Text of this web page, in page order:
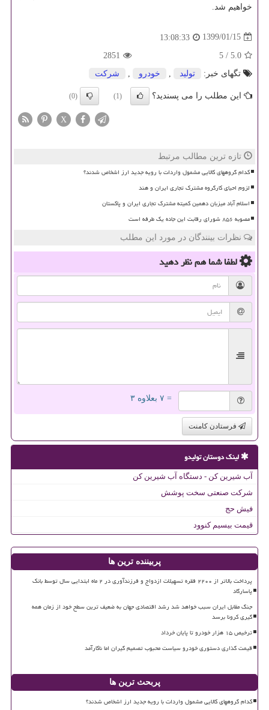
خواهیم شد.
1399/01/15
13:08:33
5.0
/
5
2851
تگهای خبر:
تولید خودرو شركت
این مطلب را می پسندید؟ (1)
(0)
X
تازه ترین مطالب مرتبط
کدام گروههای کالایی مشمول واردات با رویه جدید ارز اشخاص شدند؟
لزوم احیای کارگروه مشترک تجاری ایران و هند
اسلام آباد میزبان دهمین کمیته مشترک تجاری ایران و پاکستان
مصوبه ۸۵۶ شورای رقابت این جاده یک طرفه است
نظرات بینندگان در مورد این مطلب
لطفا شما همنظر دهید
= ۷ بعلاوه ۳
فرستادن کامنت
لینک دوستان تولیدو
آب شیرین کن - دستگاه آب شیرین کن
شرکت صنعتی سخت پوشش
فیش حج
قیمت بیسیم کنوود
پربیننده ترین ها
پرداخت بالاتر از ۲۲۰۰ فقره تسهیلات ازدواج و فرزندآوری در ۲ ماه ابتدایی سال توسط بانک
پاسارگاد
جنگ مقابل ایران سبب خواهد شد رشد اقتصادی جهان به ضعیف ترین سطح خود از زمان همه
گیری کرونا برسد
ترخیص ۱۵ هزار خودرو تا پایان خرداد
قیمت گذاری دستوری خودرو سیاست محبوب تصمیم گیران اما ناکارآمد
پربحث ترین ها
کدام گروههای کالایی مشمول واردات با رویه جدید ارز اشخاص شدند؟